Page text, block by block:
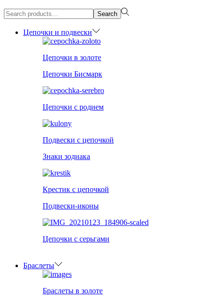
Search
for:>
Search
Цепочки и подвески
Цепочки в золоте
Цепочки Бисмарк
Цепочки с родием
Подвески с цепочкой
Знаки зодиака
Крестик с цепочкой
Подвески-иконы
Цепочки с серьгами
Браслеты
Браслеты в золоте